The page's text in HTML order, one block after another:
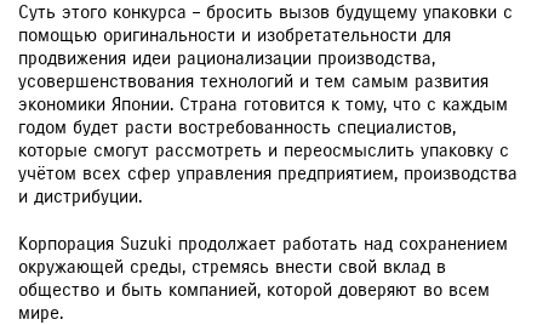
Суть этого конкурса – бросить вызов будущему упаковки с
помощью оригинальности и изобретательности для
продвижения идеи рационализации производства,
усовершенствования технологий и тем самым развития
экономики Японии. Страна готовится к тому, что с каждым
годом будет расти востребованность специалистов,
которые смогут рассмотреть и переосмыслить упаковку с
учётом всех сфер управления предприятием, производства
и дистрибуции.
Корпорация Suzuki продолжает работать над сохранением
окружающей среды, стремясь внести свой вклад в
общество и быть компанией, которой доверяют во всем
мире.